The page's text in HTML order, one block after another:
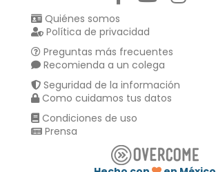
Quiénes somos
Política de privacidad
Preguntas más frecuentes
Recomienda a un colega
Seguridad de la información
Como cuidamos tus datos
Condiciones de uso
Prensa